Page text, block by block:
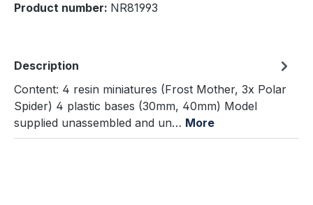
Product number: NR81993
Description
Content: 4 resin miniatures (Frost Mother, 3x Polar
Spider) 4 plastic bases (30mm, 40mm) Model
supplied unassembled and un… More